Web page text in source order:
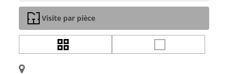
Visite par pièce